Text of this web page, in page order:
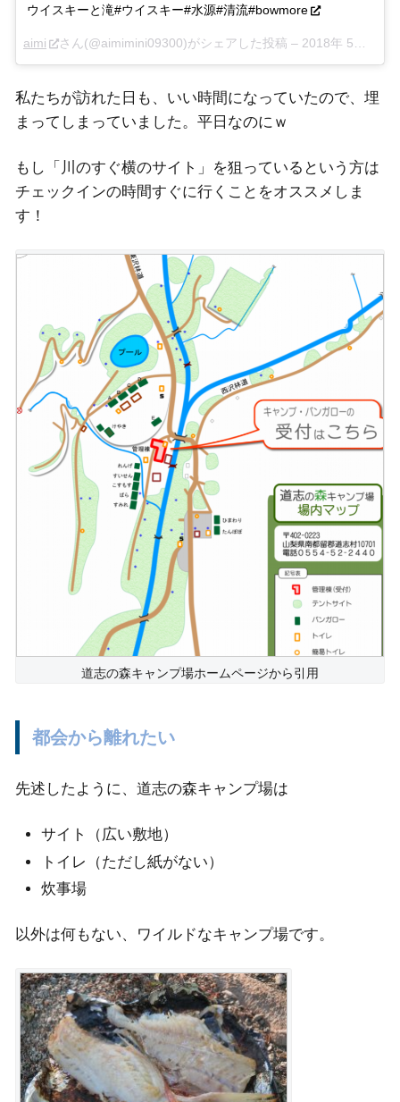
ウイスキーと滝#ウイスキー#水源#清流#bowmore
aimi さん(@aimimini09300)がシェアした投稿 – 2018年 5月月16日午前3時48分PDT
私たちが訪れた日も、いい時間になっていたので、埋
まってしまっていました。平日なのにｗ
もし「川のすぐ横のサイト」を狙っているという方は
チェックインの時間すぐに行くことをオススメしま
す！
道志の森キャンプ場ホームページから引用
都会から離れたい
先述したように、道志の森キャンプ場は
サイト（広い敷地）
トイレ（ただし紙がない）
炊事場
以外は何もない、ワイルドなキャンプ場です。